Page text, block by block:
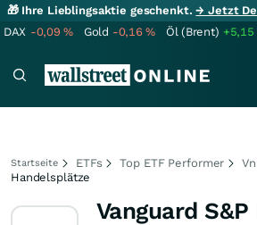
🎁 Ihre Lieblingsaktie geschenkt.→ Jetzt
DAX -0,09% Gold -0,16% Öl (Brent) +5,15
Startseite ETFs Top ETF Performer
Handelsplätze
Vanguard